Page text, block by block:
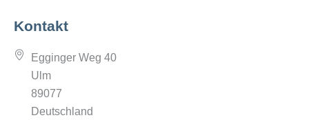
Kontakt
Egginger Weg 40
Ulm
89077
Deutschland